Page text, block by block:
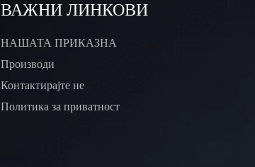
ВАЖНИ ЛИНКОВИ
НАШАТА ПРИКАЗНА
Производи
Контактирајте не
Политика за приватност